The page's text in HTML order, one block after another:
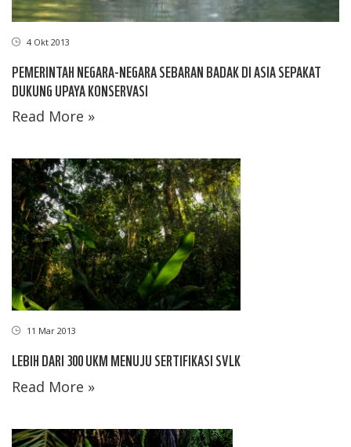
4 Okt 2013
PEMERINTAH NEGARA-NEGARA SEBARAN BADAK DI ASIA SEPAKAT
DUKUNG UPAYA KONSERVASI
Read More »
11 Mar 2013
LEBIH DARI 300 UKM MENUJU SERTIFIKASI SVLK
Read More »